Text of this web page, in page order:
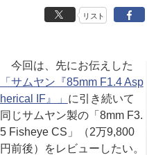
リスト
今回は、先にお伝えした
「サムヤン『85mm F1.4 Asp
herical IF』」 に引き続いて
同じサムヤン製の「8mm F3.
5 Fisheye CS」（2万9,800
円前後）をレビューしたい。